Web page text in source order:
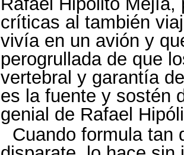
críticas al también
vivía en un avión y
perogrullada de que
vertebral y garantía
es la fuente y sostén
genial de Rafael
Cuando formula tan